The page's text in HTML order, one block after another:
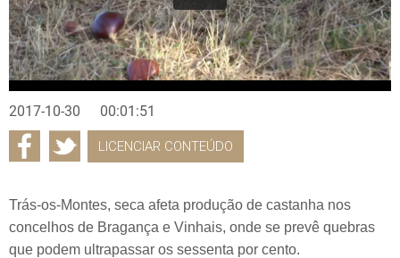
2017-10-30 00:01:51
LICENCIAR CONTEÚDO
Trás-os-Montes, seca afeta produção de castanha nos
concelhos de Bragança e Vinhais, onde se prevê quebras
que podem ultrapassar os sessenta por cento.